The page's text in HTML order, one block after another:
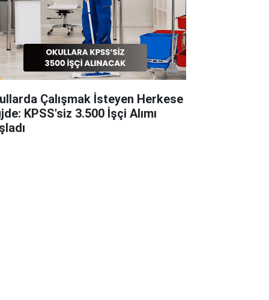
Çalışmak İsteyen Herkese
KPSS'siz 3.500 İşçi Alımı